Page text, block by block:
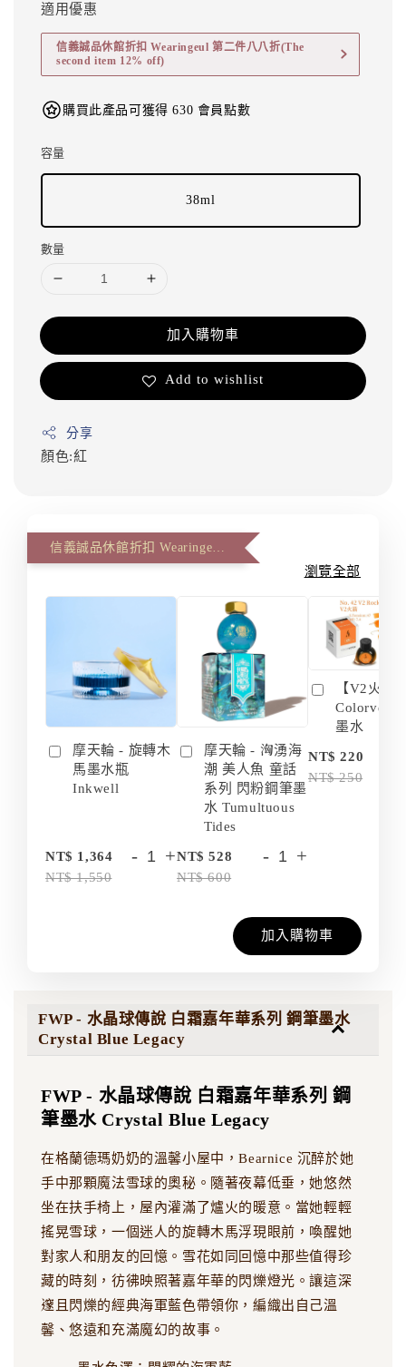
適用優惠
信義誠品休館折扣 Wearingeul 第二件八八折(The
second item 12% off)
購買此產品可獲得 630 會員點數
容量
38ml
數量
加入購物車
Add to wishlist
分享
顏色:紅
瀏覽全部
摩天輪 - 旋轉木
馬墨水瓶
Inkwell
NT$ 1,364
NT$ 1,550
- +
摩天輪 - 洶湧海
潮 美人魚 童話
系列 閃粉鋼筆墨
水 Tumultuous
Tides
NT$ 528
NT$ 600
- +
【V2火箭
Colorverse
墨水
NT$ 220
NT$ 250
加入購物車
FWP - 水晶球傳說 白霜嘉年華系列 鋼筆墨水
Crystal Blue Legacy
FWP - 水晶球傳說 白霜嘉年華系列 鋼
筆墨水 Crystal Blue Legacy
在格蘭德瑪奶奶的溫馨小屋中，Bearnice 沉醉於她
手中那顆魔法雪球的奧秘。隨著夜幕低垂，她悠然
坐在扶手椅上，屋內灌滿了爐火的暖意。當她輕輕
搖晃雪球，一個迷人的旋轉木馬浮現眼前，喚醒她
對家人和朋友的回憶。雪花如同回憶中那些值得珍
藏的時刻，彷彿映照著嘉年華的閃爍燈光。讓這深
邃且閃爍的經典海軍藍色帶領你，編織出自己溫
馨、悠遠和充滿魔幻的故事。